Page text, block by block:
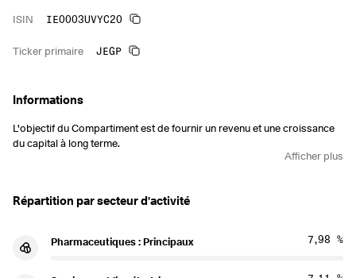
Répartition par secteur d'activité
Pharmaceutiques : Principaux 7,98 %
Informations
L'objectif du Compartiment est de fournir un revenu et une croissance
du capital à long terme.
Afficher plus
ISIN IE0003UVYC20
Ticker primaire JEGP